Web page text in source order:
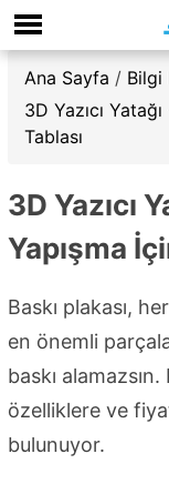
Ana Sayfa / Bilgi
3D Yazıcı
Tablası
3D Yazıcı
Yapışma
Baskı plakası,
en önemli
baskı
özelliklere ve
bulunuyor.